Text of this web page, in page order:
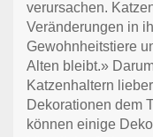
verursachen.
Veränderungen in
Gewohnheitstiere
Alten bleibt.»
Katzenhaltern
Dekorationen dem
können einige